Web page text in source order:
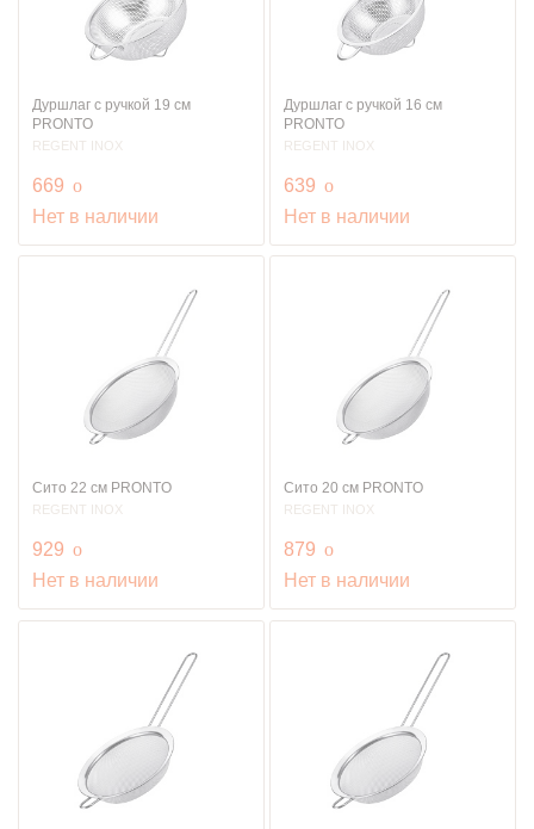
Дуршлаг с ручкой 19 см
PRONTO
REGENT INOX
669 руб.
o
Нет в наличии
Дуршлаг с ручкой 16 см
PRONTO
REGENT INOX
639 руб.
o
Нет в наличии
Сито 22 см PRONTO
REGENT INOX
929 руб.
o
Нет в наличии
Сито 20 см PRONTO
REGENT INOX
879 руб.
o
Нет в наличии